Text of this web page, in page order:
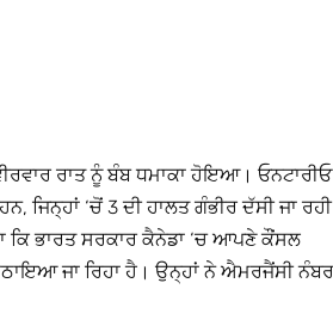
ਰਾਤ ਨੂੰ ਬੰਬ ਧਮਾਕਾ ਹੋਇਆ। ਓਨਟਾਰੀਓ
‘ਚੋਂ 3 ਦੀ ਹਾਲਤ ਗੰਭੀਰ ਦੱਸੀ ਜਾ ਰਹੀ
ਕਿ ਭਾਰਤ ਸਰਕਾਰ ਕੈਨੇਡਾ ‘ਚ ਆਪਣੇ ਕੌਂਸਲ
ਜਾ ਰਿਹਾ ਹੈ। ਉਨ੍ਹਾਂ ਨੇ ਐਮਰਜੈਂਸੀ ਨੰਬਰ